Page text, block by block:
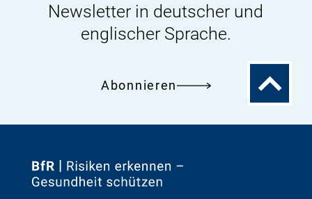
von
Schaffleisch
Newsletter in deutscher und
englischer Sprache.
Abonnieren
Zum
Zur